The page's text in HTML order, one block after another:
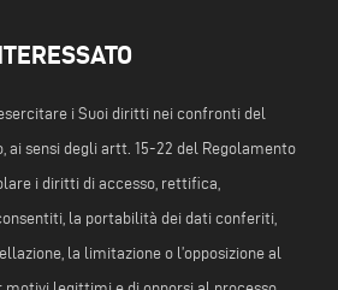
i Suoi diritti nei confronti del
sensi degli artt. 15-22 del Regolamento
i diritti di accesso, rettifica,
la portabilità dei dati conferiti,
la limitazione o l’opposizione al